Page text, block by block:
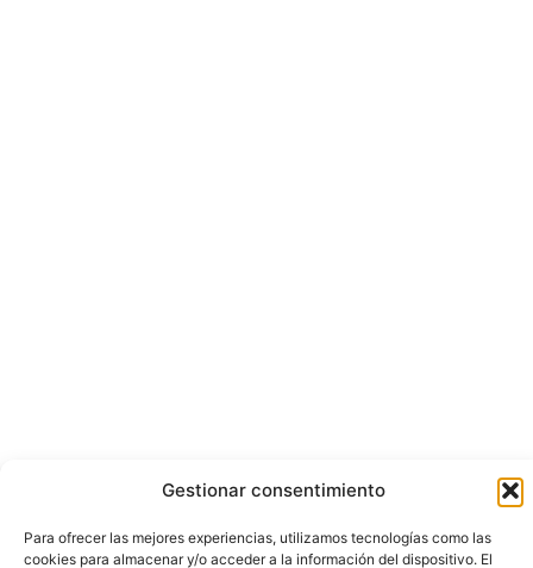
Gestionar consentimiento
Para ofrecer las mejores experiencias, utilizamos tecnologías como las
cookies para almacenar y/o acceder a la información del dispositivo. El